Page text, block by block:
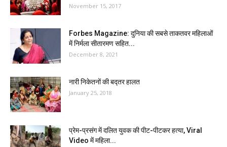
November 15, 2017
Forbes Magazine: दुनिया की सबसे ताकतवर महिलाओं
में निर्मला सीतारमण सहित...
December 8, 2021
नारी निकेतनों की बद्तर हालत
January 25, 2018
प्रेम-प्रसंग में दलित युवक की पीट-पीटकर हत्या, Viral
Video में महिला...